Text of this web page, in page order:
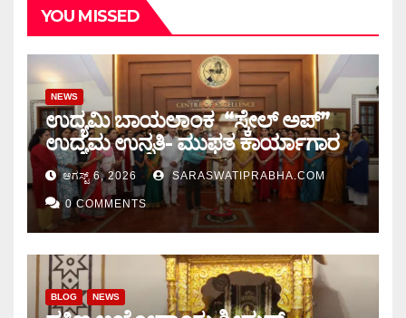
YOU MISSED
NEWS
ಉದ್ಯಮಿ ಬಾಯಲಾಂಕ “ಸ್ಕೇಲ್ ಅಪ್”
ಉದ್ಯಮ ಉನ್ನತಿ- ಮುಫತ ಕಾರ್ಯಾಗಾರ
ಆಗಸ್ಟ್ 6, 2026 SARASWATIPRABHA.COM
0 COMMENTS
BLOG NEWS